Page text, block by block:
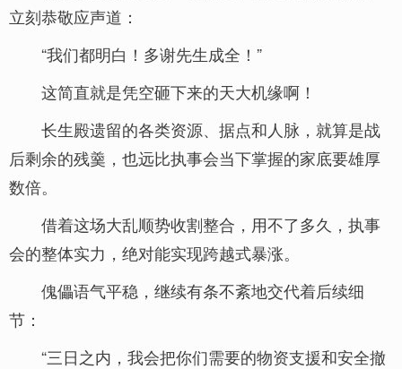
立刻恭敬应声道：
“我们都明白！多谢先生成全！”
这简直就是凭空砸下来的天大机缘啊！
长生殿遗留的各类资源、据点和人脉，就算是战
后剩余的残羹，也远比执事会当下掌握的家底要雄厚
数倍。
借着这场大乱顺势收割整合，用不了多久，执事
会的整体实力，绝对能实现跨越式暴涨。
傀儡语气平稳，继续有条不紊地交代着后续细
节：
“三日之内，我会把你们需要的物资支援和安全撤